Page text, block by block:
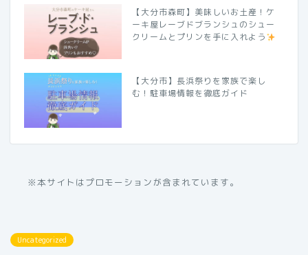
【大分市森町】美味しいお土産！ケ
ーキ屋レーブドブランシュのシュー
クリームとプリンを手に入れよう
【大分市】長浜祭りを家族で楽し
む！駐車場情報を徹底ガイド
※本サイトはプロモーションが含まれています。
Uncategorized